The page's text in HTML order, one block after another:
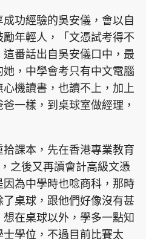
功經驗的吳安儀，會以自
年輕人，「文憑試考得不
番話出自吳安儀口中，最
，中學會考只有中文電腦
機讀書，也讀不上，加上
一樣，到桌球室做經理，
課本，先在香港專業教育
之後又再讀會計高級文憑
為中學時也唸商科，那時
桌球，跟他們好像沒有甚
在桌球以外，學多一點知
學位，不過目前比賽太